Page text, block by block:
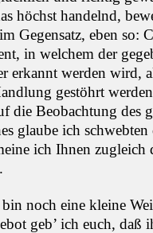
höchst handelnd,
Gegensatz, eben so:
in welchem der
erkannt werden wird,
gestöhrt
die Beobachtung des
glaube ich
ich Ihnen zugleich
noch eine kleine
geb’ ich euch, daß